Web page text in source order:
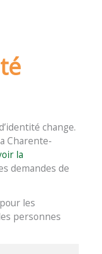
change.
Charente-
la
demandes de
les
personnes